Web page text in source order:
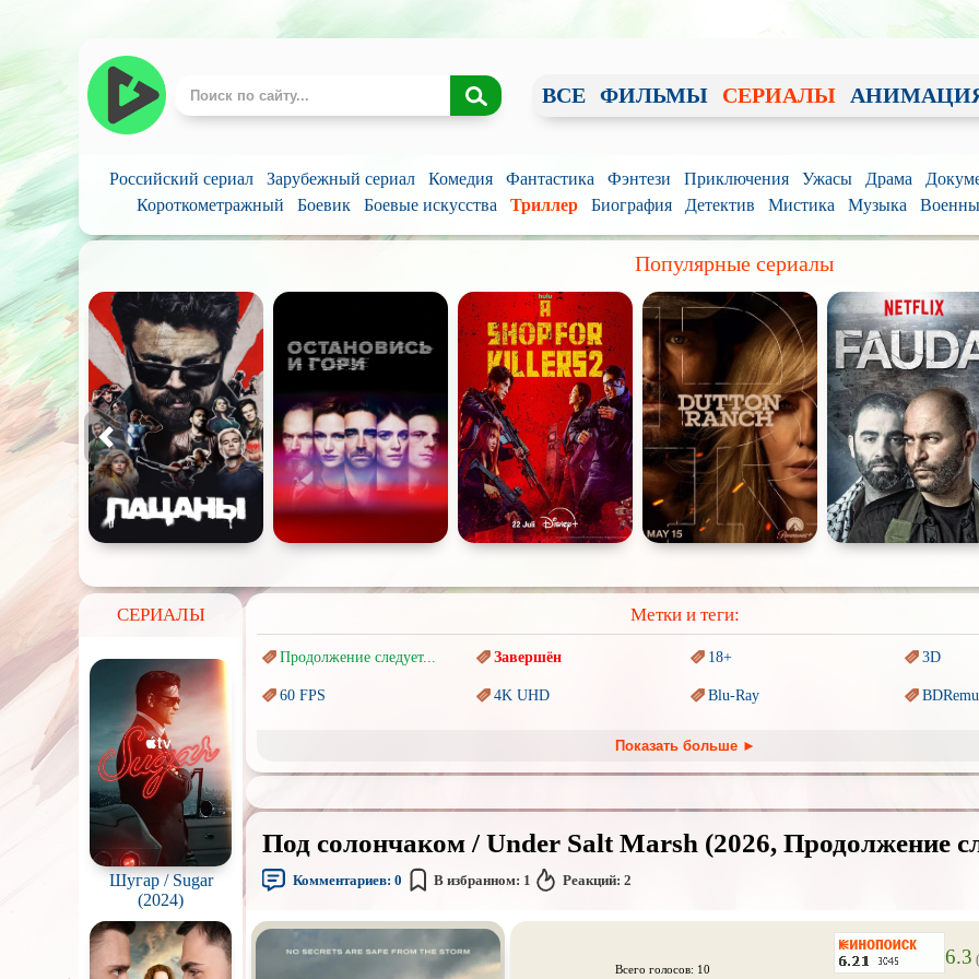
ВСЕ ФИЛЬМЫ СЕРИАЛЫ
Российский сериал Зарубежный сериал Комедия Фантастика Фэнтези Приключения Ужасы Драма
Короткометражный
Боевик Боевые искусства Триллер Биография Детектив Мистика Музыка
Популярные сериалы
СЕРИАЛЫ
Шугар / Sugar
(2024)
Метки и теги:
Продолжение следует... Завершён 18+ 3D
60 FPS 4K UHD Blu-Ray
Авангард иСюрреализм Ангелы и Демоны Аниме
Врачи Гении Дорамы
Киберпанк Коллекция Комикс Маги и
Наркотики Новогодние
Перевод Кураж-Бамбей Пеплум
жестокость Постапокалипсис Призраки Про акул
Показать больше ►
Под солончаком / Under Salt Marsh (2026, Продолжение
Комментариев: 0 В избранном: 1 Реакций: 2
Всего голосов: 10
6.3